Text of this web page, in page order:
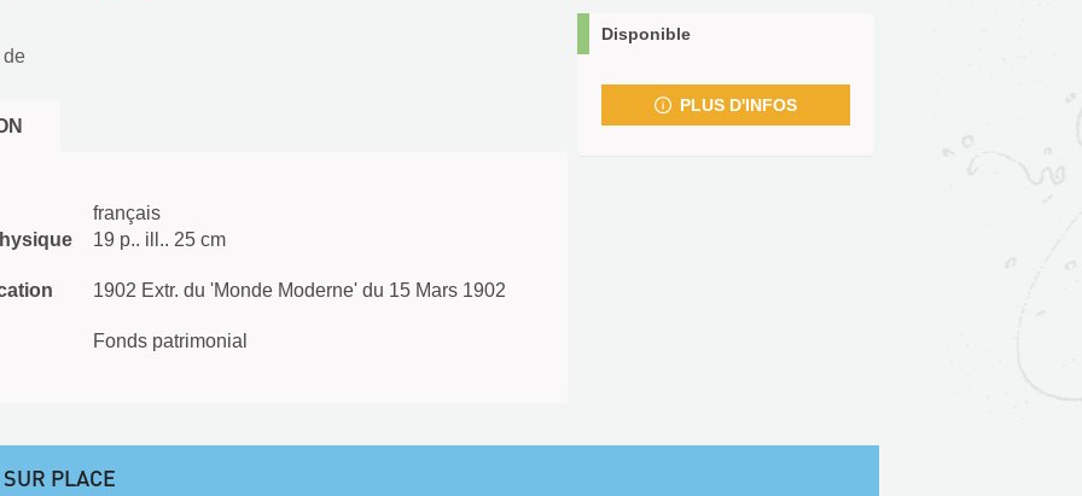
de
français
19 p.. ill.. 25 cm
1902 Extr. du 'Monde Moderne' du 15 Mars 1902
Fonds patrimonial
Disponible
PLUS D'INFOS
PLACE